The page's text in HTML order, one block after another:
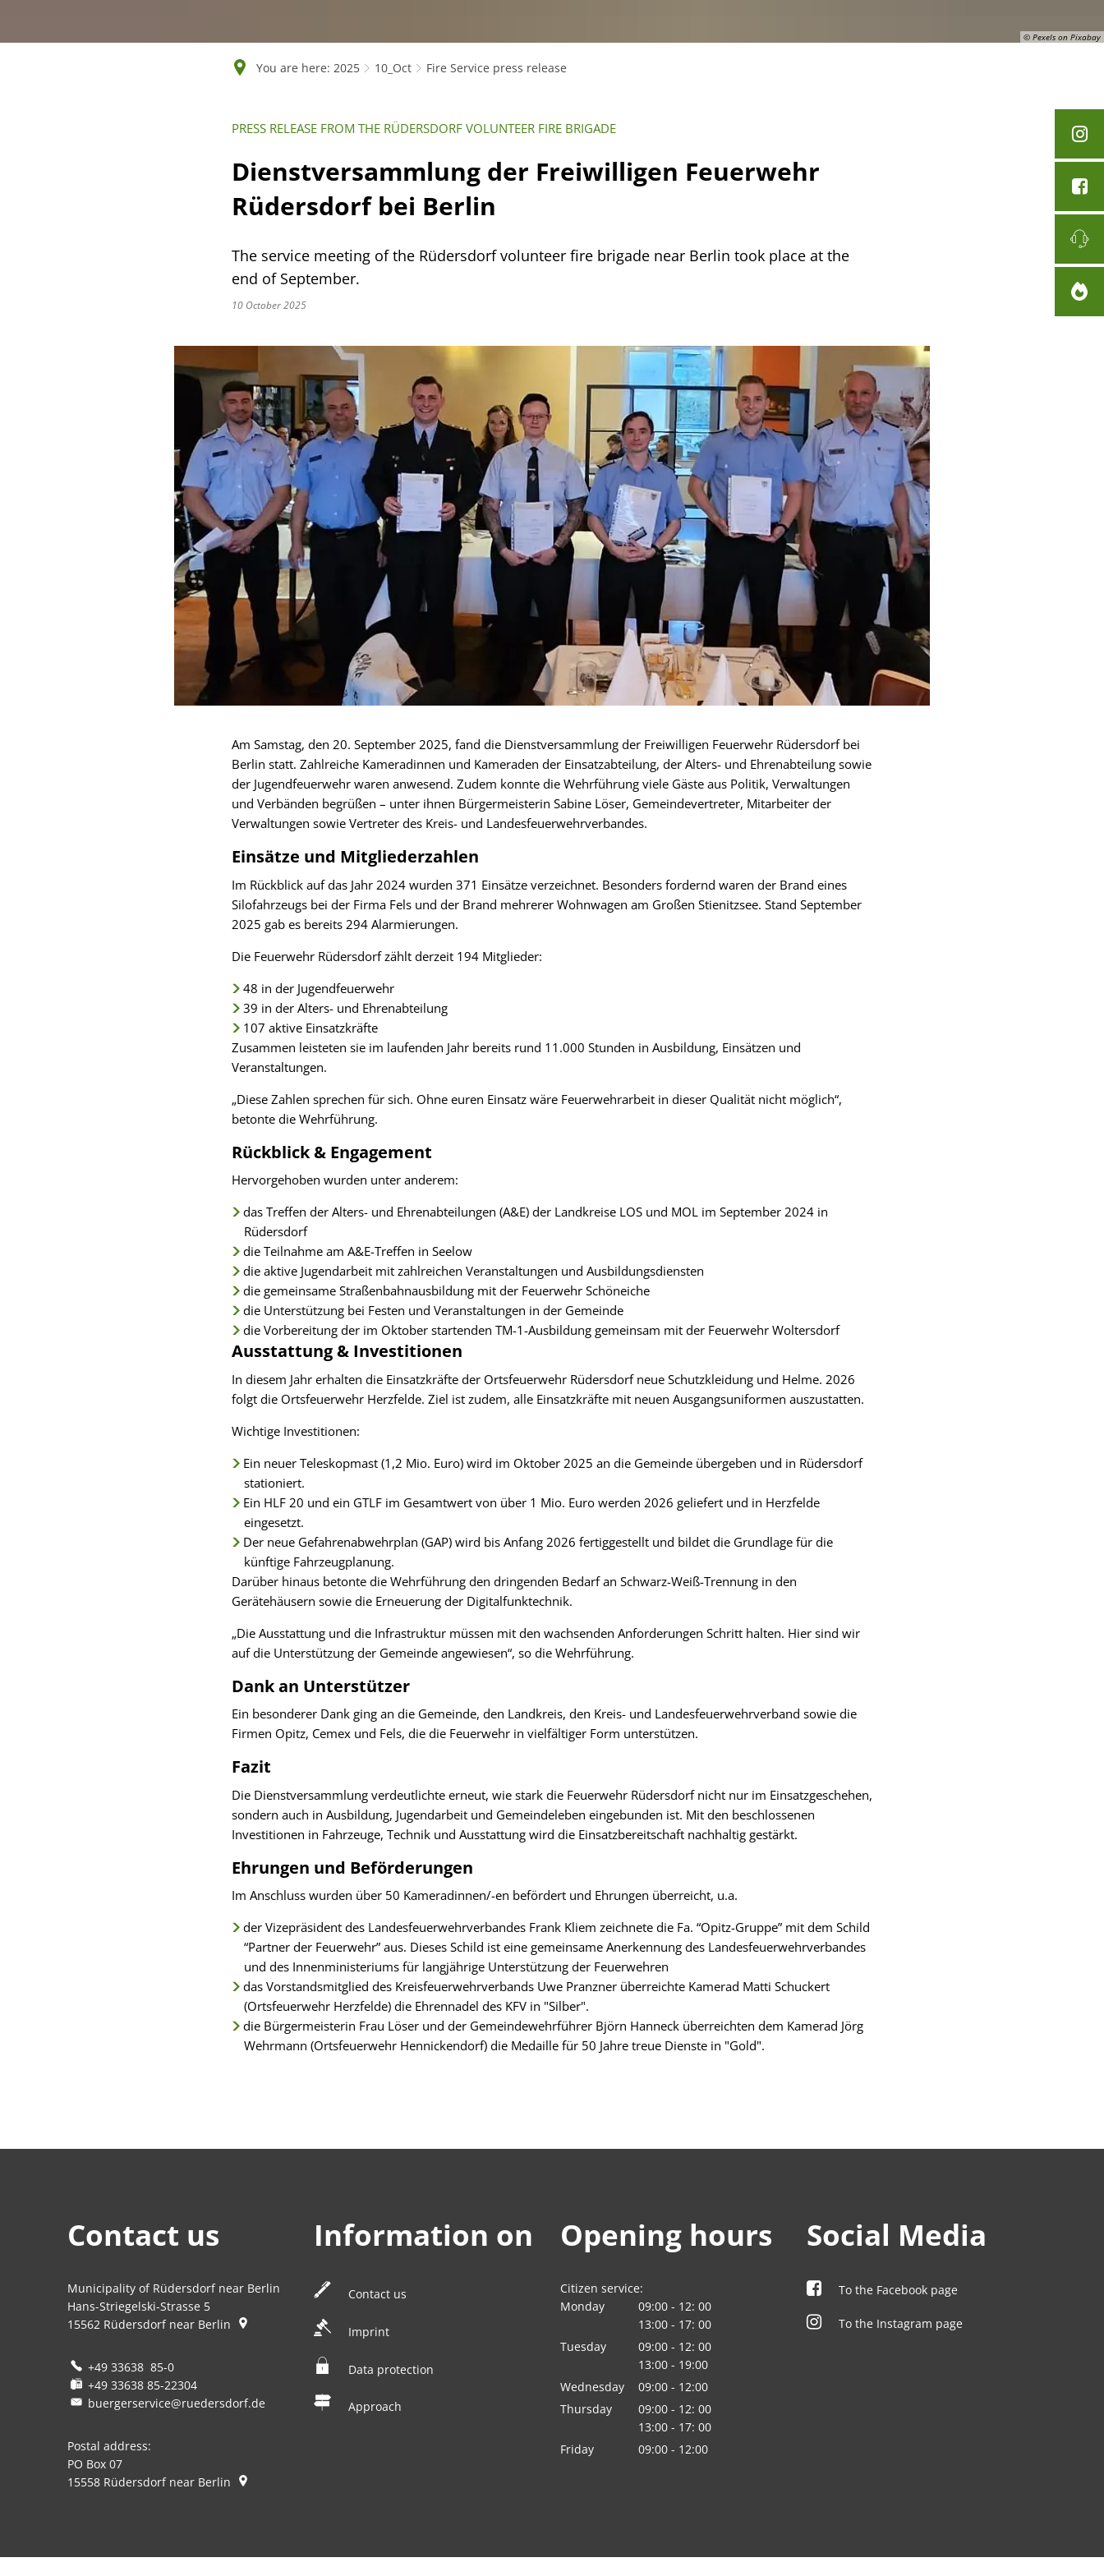
© Pexels on Pixabay
You are here: 2025 10_Oct Fire Service press release
PRESS RELEASE FROM THE RÜDERSDORF VOLUNTEER FIRE BRIGADE
Dienstversammlung der Freiwilligen Feuerwehr
Rüdersdorf bei Berlin
The service meeting of the Rüdersdorf volunteer fire brigade near Berlin took place at the
end of September.
10 October 2025
Am Samstag, den 20. September 2025, fand die Dienstversammlung der Freiwilligen Feuerwehr Rüdersdorf bei
Berlin statt. Zahlreiche Kameradinnen und Kameraden der Einsatzabteilung, der Alters- und Ehrenabteilung sowie
der Jugendfeuerwehr waren anwesend. Zudem konnte die Wehrführung viele Gäste aus Politik, Verwaltungen
und Verbänden begrüßen – unter ihnen Bürgermeisterin Sabine Löser, Gemeindevertreter, Mitarbeiter der
Verwaltungen sowie Vertreter des Kreis- und Landesfeuerwehrverbandes.
Einsätze und Mitgliederzahlen
Im Rückblick auf das Jahr 2024 wurden 371 Einsätze verzeichnet. Besonders fordernd waren der Brand eines
Silofahrzeugs bei der Firma Fels und der Brand mehrerer Wohnwagen am Großen Stienitzsee. Stand September
2025 gab es bereits 294 Alarmierungen.
Die Feuerwehr Rüdersdorf zählt derzeit 194 Mitglieder:
48 in der Jugendfeuerwehr
39 in der Alters- und Ehrenabteilung
107 aktive Einsatzkräfte
Zusammen leisteten sie im laufenden Jahr bereits rund 11.000 Stunden in Ausbildung, Einsätzen und
Veranstaltungen.
„Diese Zahlen sprechen für sich. Ohne euren Einsatz wäre Feuerwehrarbeit in dieser Qualität nicht möglich“,
betonte die Wehrführung.
Rückblick & Engagement
Hervorgehoben wurden unter anderem:
das Treffen der Alters- und Ehrenabteilungen (A&E) der Landkreise LOS und MOL im September 2024 in
Rüdersdorf
die Teilnahme am A&E-Treffen in Seelow
die aktive Jugendarbeit mit zahlreichen Veranstaltungen und Ausbildungsdiensten
die gemeinsame Straßenbahnausbildung mit der Feuerwehr Schöneiche
die Unterstützung bei Festen und Veranstaltungen in der Gemeinde
die Vorbereitung der im Oktober startenden TM-1-Ausbildung gemeinsam mit der Feuerwehr Woltersdorf
Ausstattung & Investitionen
In diesem Jahr erhalten die Einsatzkräfte der Ortsfeuerwehr Rüdersdorf neue Schutzkleidung und Helme. 2026
folgt die Ortsfeuerwehr Herzfelde. Ziel ist zudem, alle Einsatzkräfte mit neuen Ausgangsuniformen auszustatten.
Wichtige Investitionen:
Ein neuer Teleskopmast (1,2 Mio. Euro) wird im Oktober 2025 an die Gemeinde übergeben und in Rüdersdorf
stationiert.
Ein HLF 20 und ein GTLF im Gesamtwert von über 1 Mio. Euro werden 2026 geliefert und in Herzfelde
eingesetzt.
Der neue Gefahrenabwehrplan (GAP) wird bis Anfang 2026 fertiggestellt und bildet die Grundlage für die
künftige Fahrzeugplanung.
Darüber hinaus betonte die Wehrführung den dringenden Bedarf an Schwarz-Weiß-Trennung in den
Gerätehäusern sowie die Erneuerung der Digitalfunktechnik.
„Die Ausstattung und die Infrastruktur müssen mit den wachsenden Anforderungen Schritt halten. Hier sind wir
auf die Unterstützung der Gemeinde angewiesen“, so die Wehrführung.
Dank an Unterstützer
Ein besonderer Dank ging an die Gemeinde, den Landkreis, den Kreis- und Landesfeuerwehrverband sowie die
Firmen Opitz, Cemex und Fels, die die Feuerwehr in vielfältiger Form unterstützen.
Fazit
Die Dienstversammlung verdeutlichte erneut, wie stark die Feuerwehr Rüdersdorf nicht nur im Einsatzgeschehen,
sondern auch in Ausbildung, Jugendarbeit und Gemeindeleben eingebunden ist. Mit den beschlossenen
Investitionen in Fahrzeuge, Technik und Ausstattung wird die Einsatzbereitschaft nachhaltig gestärkt.
Ehrungen und Beförderungen
Im Anschluss wurden über 50 Kameradinnen/-en befördert und Ehrungen überreicht, u.a.
der Vizepräsident des Landesfeuerwehrverbandes Frank Kliem zeichnete die Fa. “Opitz-Gruppe” mit dem Schild
“Partner der Feuerwehr” aus. Dieses Schild ist eine gemeinsame Anerkennung des Landesfeuerwehrverbandes
und des Innenministeriums für langjährige Unterstützung der Feuerwehren
das Vorstandsmitglied des Kreisfeuerwehrverbands Uwe Pranzner überreichte Kamerad Matti Schuckert
(Ortsfeuerwehr Herzfelde) die Ehrennadel des KFV in "Silber".
die Bürgermeisterin Frau Löser und der Gemeindewehrführer Björn Hanneck überreichten dem Kamerad Jörg
Wehrmann (Ortsfeuerwehr Hennickendorf) die Medaille für 50 Jahre treue Dienste in "Gold".
Contact us
Municipality of Rüdersdorf near Berlin
Hans-Striegelski-Strasse 5
15562 Rüdersdorf near Berlin
+49 33638 85-0
+49 33638 85-22304
buergerservice@ruedersdorf.de
Postal address:
PO Box 07
15558 Rüdersdorf near Berlin
Information on
Contact us
Imprint
Data protection
Approach
Opening hours
Citizen service:
Monday
09:00 - 12: 00
From 09:00 to 12:00
13:00 - 17: 00
From 13:00 to 17:00
Tuesday 09:00 - 12: 00
From 09:00 to 12:00
13:00 - 19:00
From 13:00 to 19:00
Wednesday 09:00 - 12:00
From 09:00 to 12:00
Thursday 09:00 - 12: 00
From 09:00 to 12:00
13:00 - 17: 00
From 13:00 to 17:00
Friday 09:00 - 12:00
Social Media
To the Facebook page
To the Instagram page